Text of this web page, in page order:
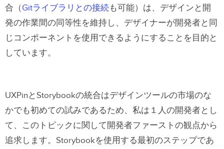
合（Gitライブラリとの接続も可能）は、デザインと開
発の作業間の同等性を維持し、デザイナーが開発者と同
じコンポーネントを使用できるようにすることを目的と
しています。
UXPinとStorybookの統合はデザインツールの市場のな
かでも初めての試みであるため、私は１人の開発者とし
て、このトピックに関して開発者ファーストの観点から
追求します。Storybookを使用する最初のステップであ